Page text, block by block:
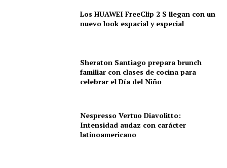
Los HUAWEI FreeClip 2 S llegan con un
nuevo look espacial y especial
Sheraton Santiago prepara brunch
familiar con clases de cocina para
celebrar el Día del Niño
Nespresso Vertuo Diavolitto:
Intensidad audaz con carácter
latinoamericano